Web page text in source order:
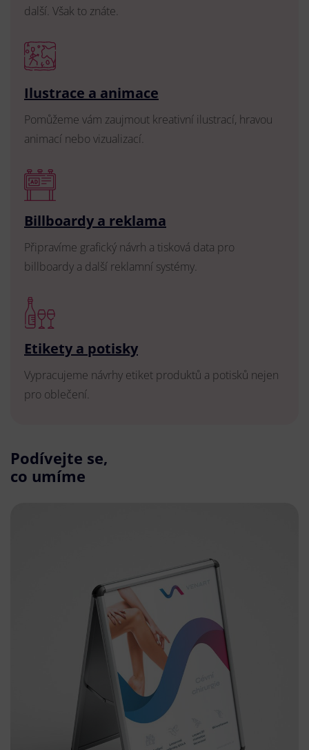
další. Však to znáte.
Ilustrace a animace
Pomůžeme vám zaujmout kreativní ilustrací, hravou
animací nebo vizualizací.
Billboardy a reklama
Připravíme grafický návrh a tisková data pro
billboardy a další reklamní systémy.
Etikety a potisky
Vypracujeme návrhy etiket produktů a potisků nejen
pro oblečení.
Podívejte se,
co umíme